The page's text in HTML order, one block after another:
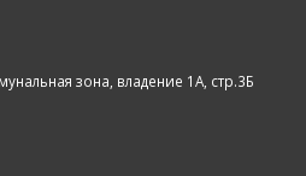
зона, владение 1А, стр.3Б